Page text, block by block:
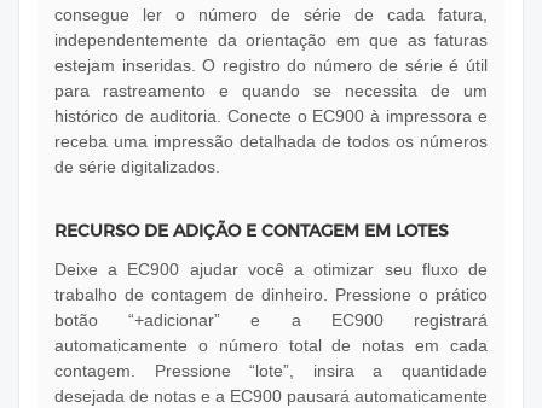
consegue ler o número de série de cada fatura,
independentemente da orientação em que as faturas
estejam inseridas. O registro do número de série é útil
para rastreamento e quando se necessita de um
histórico de auditoria. Conecte o EC900 à impressora e
receba uma impressão detalhada de todos os números
de série digitalizados.
RECURSO DE ADIÇÃO E CONTAGEM EM LOTES
Deixe a EC900 ajudar você a otimizar seu fluxo de
trabalho de contagem de dinheiro. Pressione o prático
botão “+adicionar” e a EC900 registrará
automaticamente o número total de notas em cada
contagem. Pressione “lote”, insira a quantidade
desejada de notas e a EC900 pausará automaticamente